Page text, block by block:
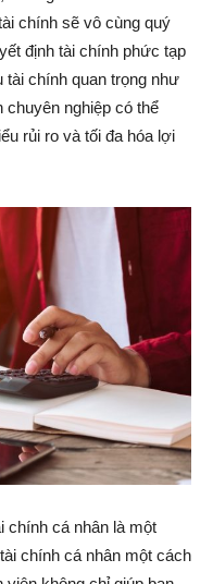
chính sẽ vô cùng quý
định tài chính phức tạp
tài chính quan trọng như
nghiệp có thể
rủi ro và tối đa hóa lợi
chính cá nhân là một
chính cá nhân một cách